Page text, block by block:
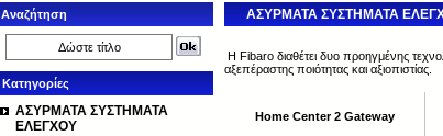
Αναζήτηση
Κατηγορίες
ΑΣΥΡΜΑΤΑ ΣΥΣΤΗΜΑΤΑ
ΕΛΕΓΧΟΥ
ΑΣΥΡΜΑΤΑ ΣΥΣΤΗΜΑΤΑ
Η Fibaro διαθέτει δυο προηγμένης
αξεπέραστης ποιότητας και αξιοπιστίας.
Home Center 2 Gateway